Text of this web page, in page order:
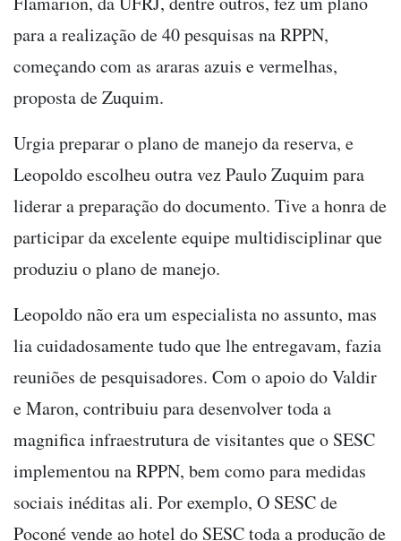
para a realização de 40 pesquisas na RPPN,
começando com as araras azuis e vermelhas,
proposta de Zuquim.
Urgia preparar o plano de manejo da reserva, e
Leopoldo escolheu outra vez Paulo Zuquim para
liderar a preparação do documento. Tive a honra de
participar da excelente equipe multidisciplinar que
produziu o plano de manejo.
Leopoldo não era um especialista no assunto, mas
lia cuidadosamente tudo que lhe entregavam, fazia
reuniões de pesquisadores. Com o apoio do Valdir
e Maron, contribuiu para desenvolver toda a
magnifica infraestrutura de visitantes que o SESC
implementou na RPPN, bem como para medidas
sociais inéditas ali. Por exemplo, O SESC de
Poconé vende ao hotel do SESC toda a produção de